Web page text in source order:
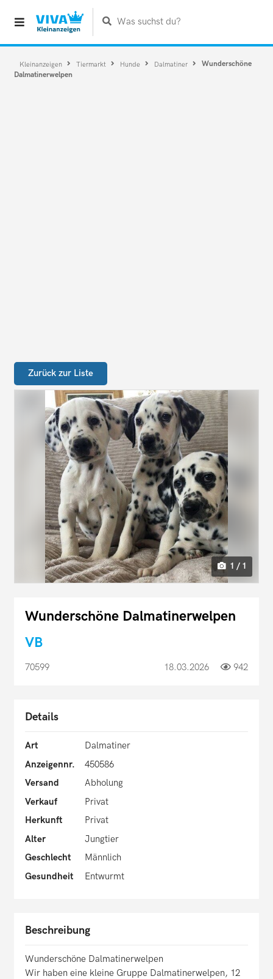
Was suchst du?
Kleinanzeigen Tiermarkt Hunde Dalmatiner
Wunderschöne
Dalmatinerwelpen
Zurück zur Liste
1 / 1
Wunderschöne Dalmatinerwelpen
VB
70599 18.03.2026 942
Details
Art
Dalmatiner
Anzeigennr.
450586
Versand
Abholung
Verkauf
Privat
Herkunft
Privat
Alter
Jungtier
Geschlecht
Männlich
Gesundheit
Entwurmt
Beschreibung
Wunderschöne Dalmatinerwelpen
Wir haben eine kleine Gruppe Dalmatinerwelpen, 12